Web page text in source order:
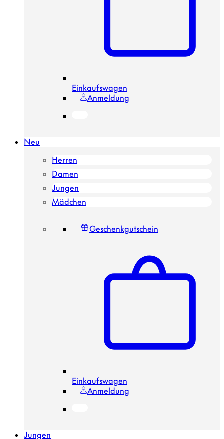
Einkaufswagen
Anmeldung
Neu
Herren
Damen
Jungen
Mädchen
Geschenkgutschein
Einkaufswagen
Anmeldung
Jungen